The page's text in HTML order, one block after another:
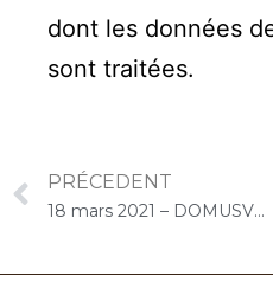
dont les données
sont traitées.
PRÉCEDENT
18 mars 2021 – DOMUSVI Granger (Draveil) : Concert « Cello Solo » Saint-Patrick